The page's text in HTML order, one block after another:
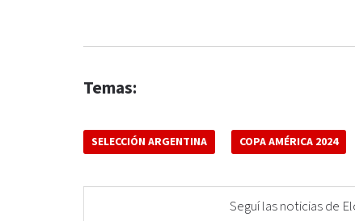
Temas:
SELECCIÓN ARGENTINA COPA AMÉRICA 2024
Seguí las noticias de